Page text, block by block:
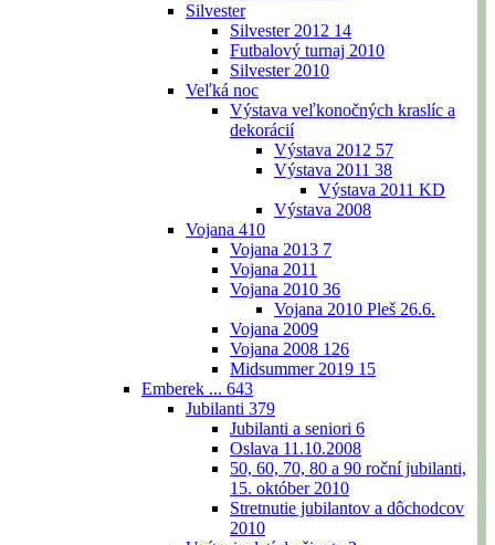
Silvester
Silvester 2012 14
Futbalový turnaj 2010
Silvester 2010
Veľká noc
Výstava veľkonočných kraslíc a
dekorácií
Výstava 2012 57
Výstava 2011 38
Výstava 2011 KD
Výstava 2008
Vojana 410
Vojana 2013 7
Vojana 2011
Vojana 2010 36
Vojana 2010 Pleš 26.6.
Vojana 2009
Vojana 2008 126
Midsummer 2019 15
Emberek ... 643
Jubilanti 379
Jubilanti a seniori 6
Oslava 11.10.2008
50, 60, 70, 80 a 90 roční jubilanti,
15. október 2010
Stretnutie jubilantov a dôchodcov
2010